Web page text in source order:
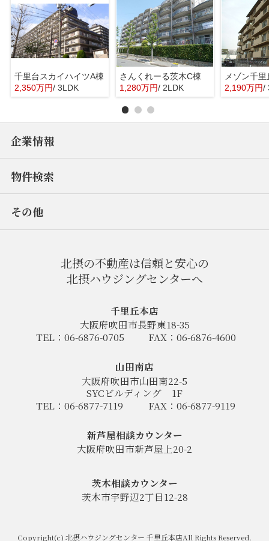
千里台スカイハイツA棟
2,350万円/ 3LDK
さんくれーる茨木C棟
1,280万円/ 2LDK
メゾン千
2,190万円/
企業情報
物件検索
その他
北摂の不動産は信頼と安心の
北摂ハウジングセンターへ
千里丘本店
大阪府吹田市長野東18-35
TEL：06-6876-0705
FAX：06-6876-4600
山田南店
大阪府吹田市山田南22-5
SYCビルディング
1F
TEL：06-6877-7119
FAX：06-6877-9119
新芦屋相談カウンター
大阪府吹田市新芦屋上20-2
茨木相談カウンター
茨木市宇野辺2丁目12-28
Copyright(c) 北摂ハウジングセンター 千里丘本店All Rights Reserved.